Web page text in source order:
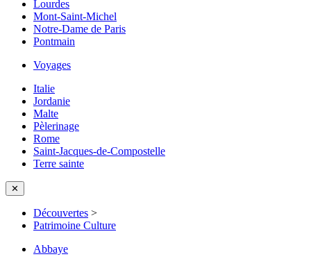
Lourdes
Mont-Saint-Michel
Notre-Dame de Paris
Pontmain
Voyages
Italie
Jordanie
Malte
Pèlerinage
Rome
Saint-Jacques-de-Compostelle
Terre sainte
✕
Découvertes >
Patrimoine Culture
Abbaye